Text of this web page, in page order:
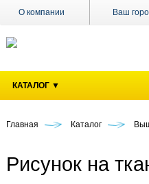
Ваш
О компании
Поставщикам
магазины
Акции
КАТАЛОГ ▼
Главная Каталог
Рисунок на